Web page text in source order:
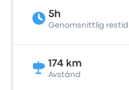
5h
Genomsnittlig restid
174 km
Avstånd